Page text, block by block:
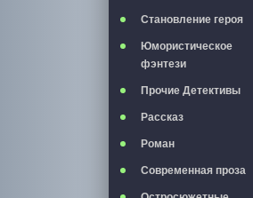
Становление героя
Юмористическое
фэнтези
Прочие Детективы
Рассказ
Роман
Современная проза